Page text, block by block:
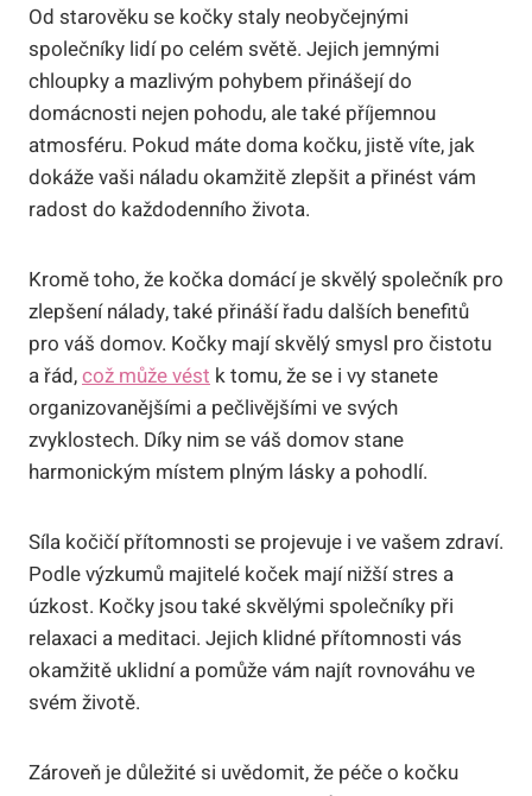
Od starověku se kočky staly neobyčejnými
společníky lidí po celém světě. Jejich jemnými
chloupky a mazlivým pohybem přinášejí do
domácnosti nejen pohodu, ale také příjemnou
atmosféru. Pokud máte doma kočku, jistě víte, jak
dokáže vaši náladu okamžitě zlepšit a přinést vám
radost do každodenního života.
Kromě toho, že kočka domácí je skvělý společník pro
zlepšení nálady, také přináší řadu dalších benefitů
pro váš domov. Kočky mají skvělý smysl pro čistotu
a řád,což může vést k tomu, že se i vy stanete
organizovanějšími a pečlivějšími ve svých
zvyklostech. Díky nim se váš domov stane
harmonickým místem plným lásky a pohodlí.
Síla kočičí přítomnosti se projevuje i ve vašem zdraví.
Podle výzkumů majitelé koček mají nižší stres a
úzkost. Kočky jsou také skvělými společníky při
relaxaci a meditaci. Jejich klidné přítomnosti vás
okamžitě uklidní a pomůže vám najít rovnováhu ve
svém životě.
Zároveň je důležité si uvědomit, že péče o kočku